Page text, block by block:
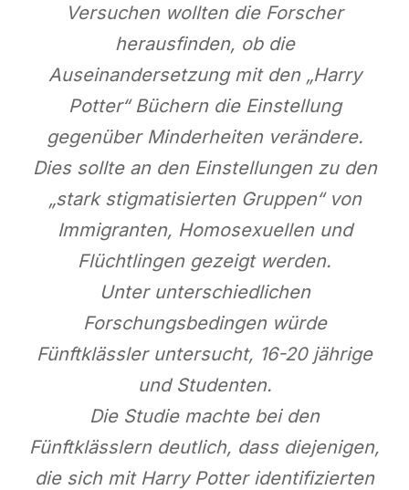
Versuchen wollten die Forscher
herausfinden, ob die
Auseinandersetzung mit den „Harry
Potter“ Büchern die Einstellung
gegenüber Minderheiten verändere.
Dies sollte an den Einstellungen zu den
„stark stigmatisierten Gruppen“ von
Immigranten, Homosexuellen und
Flüchtlingen gezeigt werden.
Unter unterschiedlichen
Forschungsbedingen würde
Fünftklässler untersucht, 16-20 jährige
und Studenten.
Die Studie machte bei den
Fünftklässlern deutlich, dass diejenigen,
die sich mit Harry Potter identifizierten